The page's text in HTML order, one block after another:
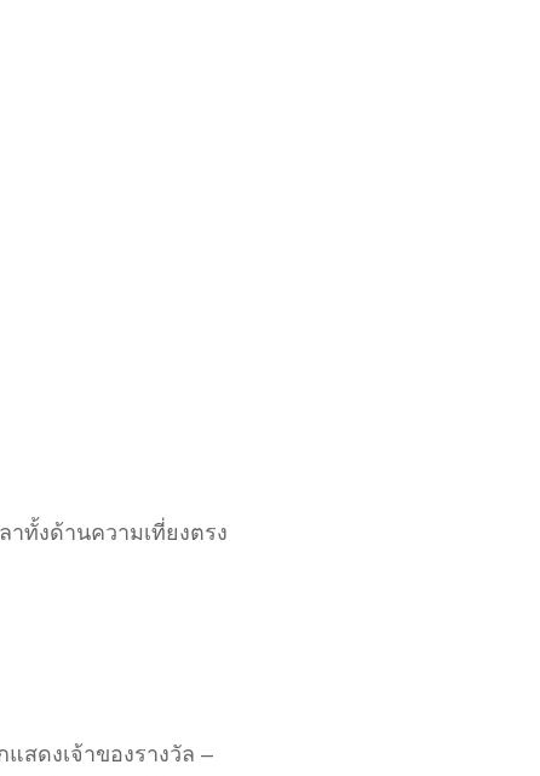
าทั้งด้านความเที่ยงตรง
สดงเจ้าของรางวัล –